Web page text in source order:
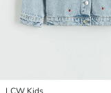
LCW Kids